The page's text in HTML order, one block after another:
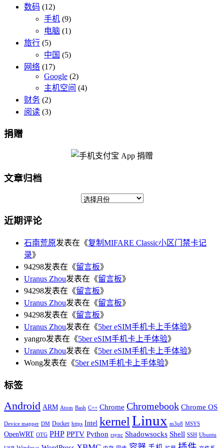
数码 (12)
手机 (9)
电脑 (1)
旅行 (5)
中国 (5)
网络 (17)
Google (2)
主机空间 (4)
财务 (2)
阅读 (3)
捐赠
文章归档
近期评论
石南荒原发表在《复制MIFARE Classic小区门禁卡记
录》
94298发表在《留言板》
Uranus Zhou发表在《留言板》
94298发表在《留言板》
Uranus Zhou发表在《留言板》
94298发表在《留言板》
Uranus Zhou发表在《5ber eSIM手机卡上手体验》
yangro发表在《5ber eSIM手机卡上手体验》
Uranus Zhou发表在《5ber eSIM手机卡上手体验》
Wong发表在《5ber eSIM手机卡上手体验》
标签
Android ARM Atom Bash C++ Chrome Chromebook Chrome OS
Device mapper DM Docker https Intel kernelLinux m3u8 MSYS
OpenWRT OTG PHP PPTV Python rsync Shadowsocks Shell SSH Ubuntu